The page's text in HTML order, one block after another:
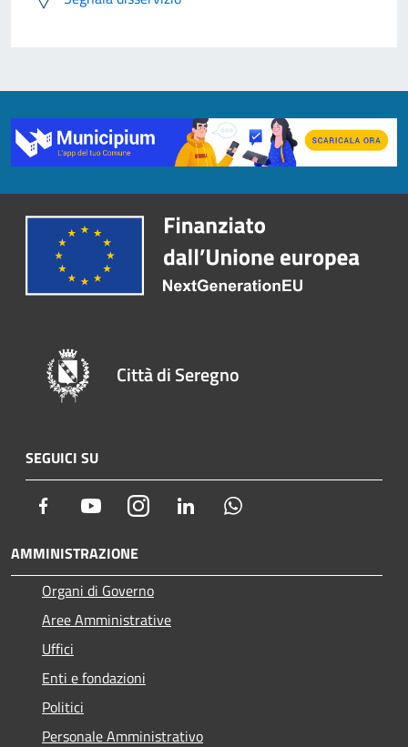
Città di Seregno
SEGUICI SU
Facebook YoutubeInstagram LinkedIn
AMMINISTRAZIONE
Organi di Governo
Aree Amministrative
Uffici
Enti e fondazioni
Politici
Personale Amministrativo